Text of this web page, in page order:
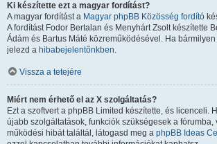
Ki készítette ezt a magyar fordítást?
A magyar fordítást a Magyar phpBB Közösség fordító
A fordítást Fodor Bertalan és Menyhárt Zsolt készítette
Ádám és Bartus Máté közreműködésével. Ha
jelezd a hibabejelentőnkben.
Vissza a tetejére
Miért nem érhető el az X szolgáltatás?
Ezt a szoftvert a phpBB Limited készítette, és licenceli.
újabb szolgáltatások, funkciók szükségesek a fórumba,
működési hibát találtál, látogasd meg a phpBB Ideas